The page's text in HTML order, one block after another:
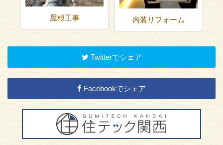
内装リフォーム 水回りリフォーム
Twitterでシェア
Facebookでシェア